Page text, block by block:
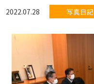
2022.07.28 写真日記